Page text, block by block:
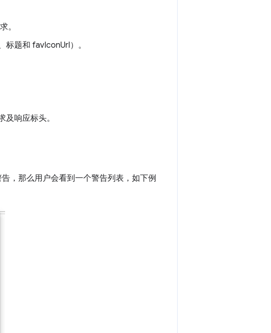
。
标题和 favIconUrl）。
及响应标头。
，那么用户会看到一个警告列表，如下例